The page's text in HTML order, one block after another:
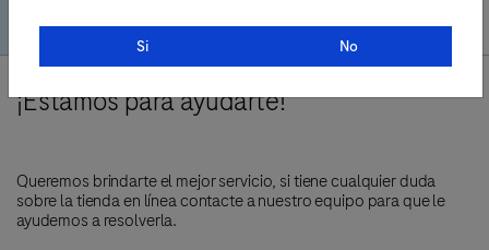
Si No
¡Estamos para ayudarte!
Queremos brindarte el mejor servicio, si tiene cualquier duda
sobre la tienda en línea contacte a nuestro equipo para que le
ayudemos a resolverla.